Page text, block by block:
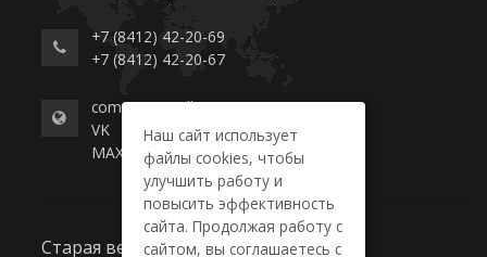
+7 (8412) 42-20-69
+7 (8412) 42-20-67
commerce-college.ru
VK
MAX
Старая версия сайта
Наш сайт использует
файлы cookies, чтобы
улучшить работу и
повысить эффективность
сайта. Продолжая работу с
сайтом, вы соглашаетесь с